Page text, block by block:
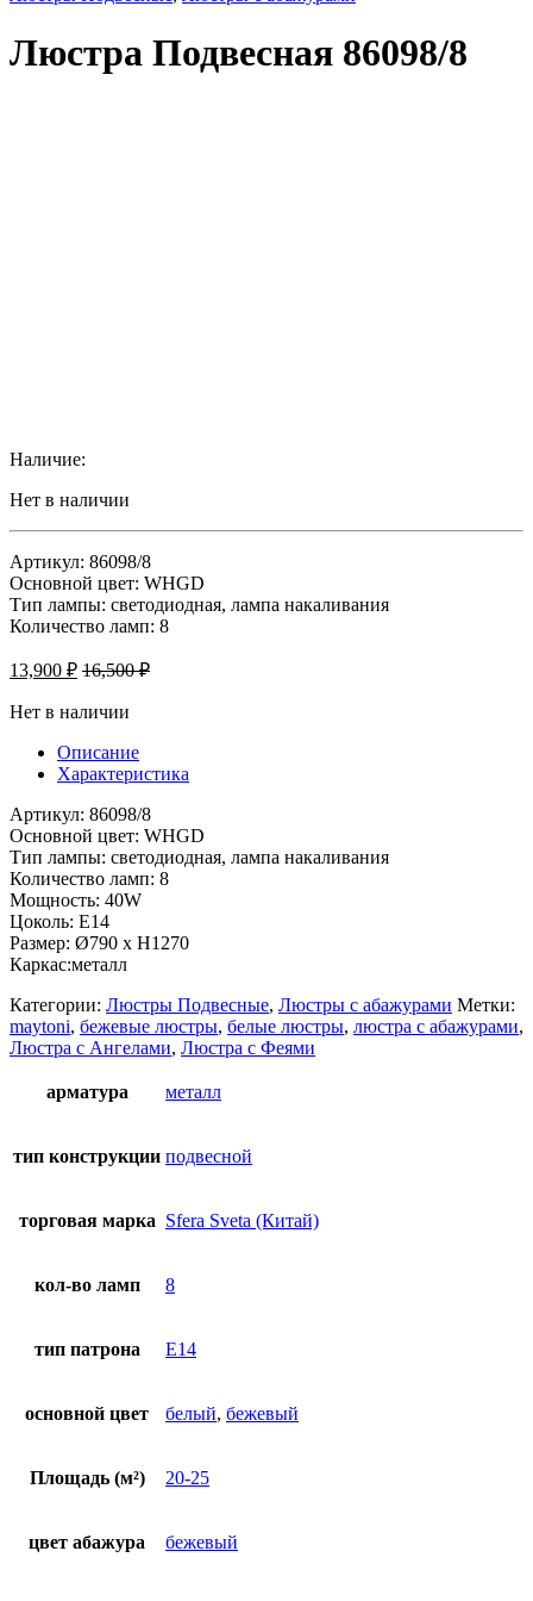
Люстра Подвесная 86098/8
Наличие:
Нет в наличии
Артикул: 86098/8
Основной цвет: WHGD
Тип лампы: светодиодная, лампа накаливания
Количество ламп: 8
13,900 ₽ 16,500₽
Нет в наличии
Описание
Характеристика
Артикул: 86098/8
Основной цвет: WHGD
Тип лампы: светодиодная, лампа накаливания
Количество ламп: 8
Мощность: 40W
Цоколь: Е14
Размер: Ø790 x H1270
Каркас:металл
Категории: Люстры Подвесные, Люстры с абажурами Метки:
maytoni, бежевые люстры, белые люстры, люстра с абажурами,
Люстра с Ангелами, Люстра с Феями
арматура металл
тип конструкции подвесной
торговая марка Sfera Sveta (Китай)
кол-во ламп 8
тип патрона E14
основной цвет белый, бежевый
Площадь (м²) 20-25
цвет абажура бежевый